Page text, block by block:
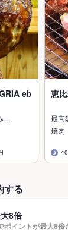
eb
…
恵
最高
焼肉
する
8倍
イントが最大8倍